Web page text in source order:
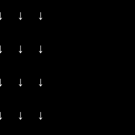
↓ ↓
↓ ↓
↓ ↓
↓ ↓